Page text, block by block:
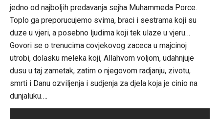
jedno od najboljih predavanja sejha Muhammeda Porce.
Toplo ga preporucujemo svima, braci i sestrama koji su
duze u vjeri, a posebno ljudima koji tek ulaze u vjeru…
Govori se o trenucima covjekovog zaceca u majcinoj
utrobi, dolasku meleka koji, Allahvom voljom, udahnjuje
dusu u taj zametak, zatim o njegovom radjanju, zivotu,
smrti i Danu ozviljenja i sudjenja za djela koja je cinio na
dunjaluku….